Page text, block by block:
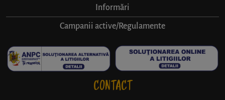
Informări
Campanii active/Regulamente
CONTACT